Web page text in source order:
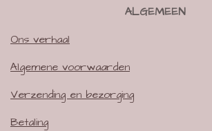
ALGEMEEN
Ons verhaal
Algemene voorwaarden
Verzending en bezorging
Betaling